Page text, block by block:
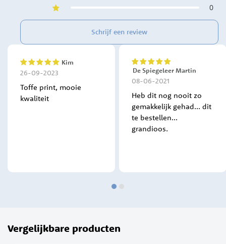
0
Schrijf een review
Kim
26-09-2023
Toffe print, mooie
kwaliteit
100%
De Spiegeleer Martin
08-06-2021
Heb dit nog nooit zo
gemakkelijk gehad... dit
te bestellen...
grandioos.
Vergelijkbare producten